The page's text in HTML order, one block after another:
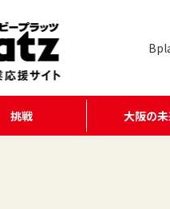
挑戦 大阪の